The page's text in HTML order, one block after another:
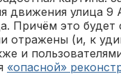
движения улица 9
Причём это будет
отражены (и, к
и
«опасной»